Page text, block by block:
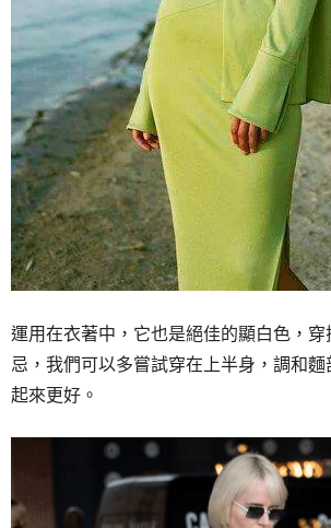
運用在衣著中， 它也是絕佳的顯白色， 穿
忌， 我們可以多嘗試穿在上半身， 調和麵
起來更好。